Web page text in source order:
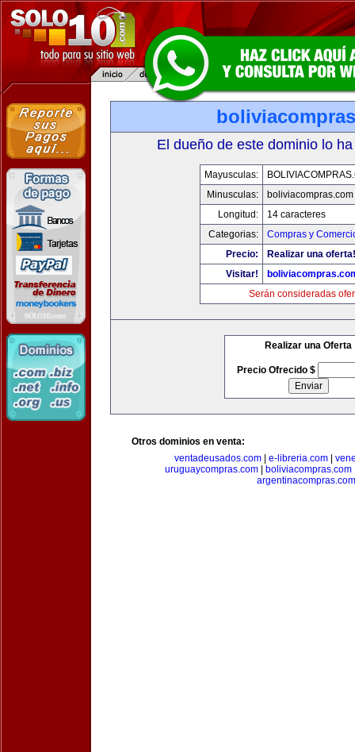
El dueño de este dominio lo
Mayusculas:
Minusculas:
boliviacompras.com
Longitud:
14 caracteres
Categorias:
Compras y
Precio:
Realizar una oferta!
Visitar!
Serán consideradas
Realizar una Oferta
Precio Ofrecido $
Otros dominios en venta:
ventadeusados.com| e-libreria.com|
uruguaycompras.com| boliviacompras.com
argentinacompras.com